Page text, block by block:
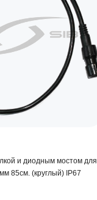
и диодным мостом для
дюралайта 3 жилы 13мм 85см. (круглый) IP67